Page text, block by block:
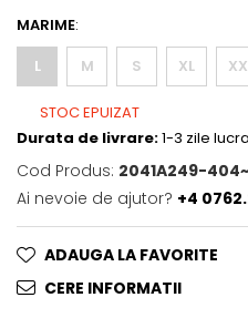
MARIME:
L
M S XL
STOC EPUIZAT
Durata de livrare:1-3 zile
Cod Produs: 2041A249-
Ai nevoie de ajutor? +4
ADAUGA LA FAVORITE
CERE INFORMATII